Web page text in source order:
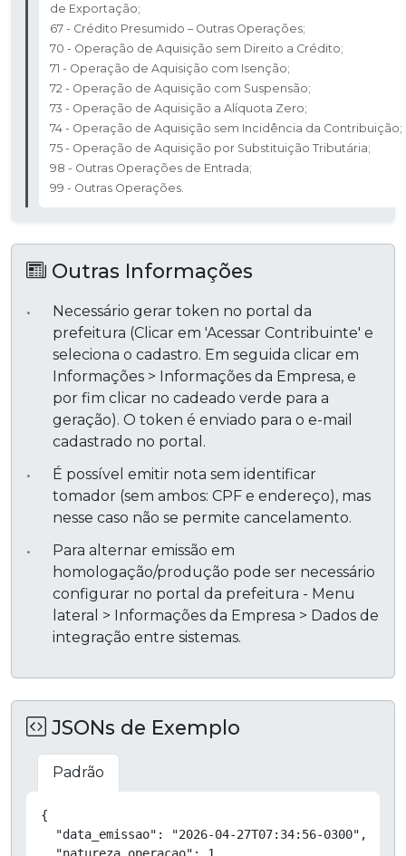
de Exportação; ​
67 - Crédito Presumido – Outras Operações; ​
70 - Operação de Aquisição sem Direito a Crédito; ​
71 - Operação de Aquisição com Isenção; ​
72 - Operação de Aquisição com Suspensão; ​
73 - Operação de Aquisição a Alíquota Zero; ​
74 - Operação de Aquisição sem Incidência da Contribuição; ​
75 - Operação de Aquisição por Substituição Tributária;​
98 - Outras Operações de Entrada; ​
99 - Outras Operações.
Outras Informações
Necessário gerar token no portal da
prefeitura (Clicar em 'Acessar Contribuinte' e
seleciona o cadastro. Em seguida clicar em
Informações > Informações da Empresa, e
por fim clicar no cadeado verde para a
geração). O token é enviado para o e-mail
cadastrado no portal.
É possível emitir nota sem identificar
tomador (sem ambos: CPF e endereço), mas
nesse caso não se permite cancelamento.
Para alternar emissão em
homologação/produção pode ser necessário
configurar no portal da prefeitura - Menu
lateral > Informações da Empresa > Dados de
integração entre sistemas.
JSONs de Exemplo
Padrão
{
  "data_emissao": "2026-04-27T07:34:56-0300",
  "natureza_operacao": 1,